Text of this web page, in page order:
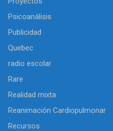
Psicoanálisis
Publicidad
Quebec
radio escolar
Rare
Realidad mixta
Reanimación Cardiopulmonar
Recursos